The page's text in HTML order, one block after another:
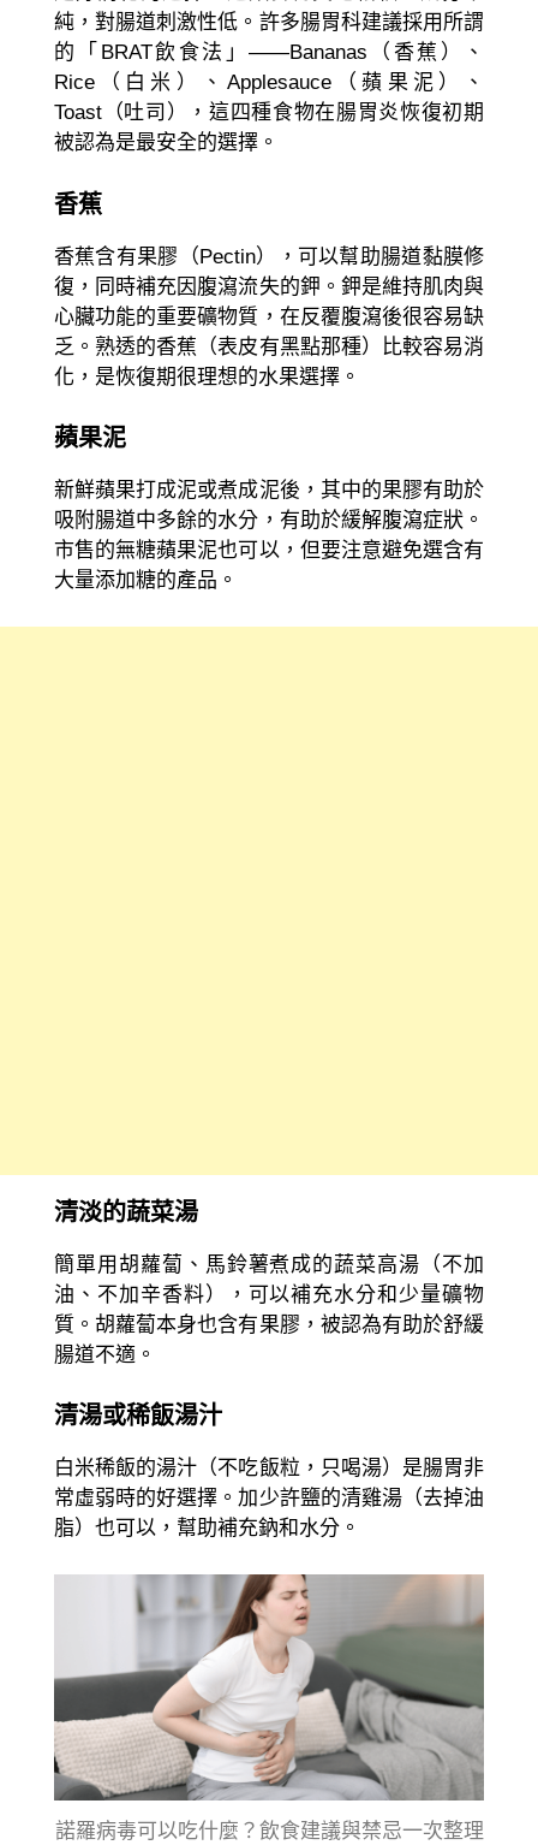
純，對腸道刺激性低。許多腸胃科建議採用所謂
的「BRAT飲食法」——Bananas（香蕉）、
Rice（白米）、Applesauce（蘋果泥）、
Toast（吐司），這四種食物在腸胃炎恢復初期
被認為是最安全的選擇。
香蕉
香蕉含有果膠（Pectin），可以幫助腸道黏膜修
復，同時補充因腹瀉流失的鉀。鉀是維持肌肉與
心臟功能的重要礦物質，在反覆腹瀉後很容易缺
乏。熟透的香蕉（表皮有黑點那種）比較容易消
化，是恢復期很理想的水果選擇。
蘋果泥
新鮮蘋果打成泥或煮成泥後，其中的果膠有助於
吸附腸道中多餘的水分，有助於緩解腹瀉症狀。
市售的無糖蘋果泥也可以，但要注意避免選含有
大量添加糖的產品。
清淡的蔬菜湯
簡單用胡蘿蔔、馬鈴薯煮成的蔬菜高湯（不加
油、不加辛香料），可以補充水分和少量礦物
質。胡蘿蔔本身也含有果膠，被認為有助於舒緩
腸道不適。
清湯或稀飯湯汁
白米稀飯的湯汁（不吃飯粒，只喝湯）是腸胃非
常虛弱時的好選擇。加少許鹽的清雞湯（去掉油
脂）也可以，幫助補充鈉和水分。
諾羅病毒可以吃什麼？飲食建議與禁忌一次整理